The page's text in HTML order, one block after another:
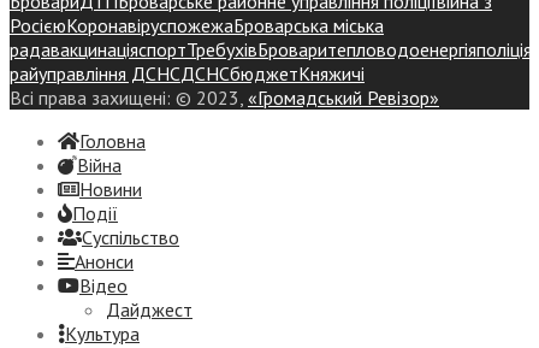
РосієюКоронавіруспожежаБроварська міська
радавакцинаціяспортТребухівБроваритепловодоенергіяполіція
райуправління ДСНСДСНСбюджетКняжичі
Всі права захищені: © 2023, «Громадський Ревізор»
Головна
Війна
Новини
Події
Суспiльство
Анонси
Відео
Дайджест
Культура